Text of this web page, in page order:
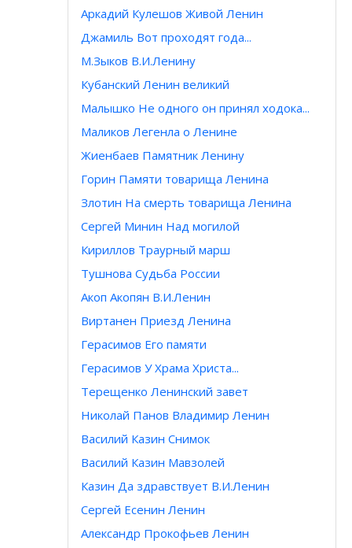
Аркадий Кулешов Живой Ленин
Джамиль Вот проходят года...
М.Зыков В.И.Ленину
Кубанский Ленин великий
Малышко Не одного он принял ходока...
Маликов Легенла о Ленине
Жиенбаев Памятник Ленину
Горин Памяти товарища Ленина
Злотин На смерть товарища Ленина
Сергей Минин Над могилой
Кириллов Траурный марш
Тушнова Судьба России
Акоп Акопян В.И.Ленин
Виртанен Приезд Ленина
Герасимов Его памяти
Герасимов У Храма Христа...
Терещенко Ленинский завет
Николай Панов Владимир Ленин
Василий Казин Снимок
Василий Казин Мавзолей
Казин Да здравствует В.И.Ленин
Сергей Есенин Ленин
Александр Прокофьев Ленин